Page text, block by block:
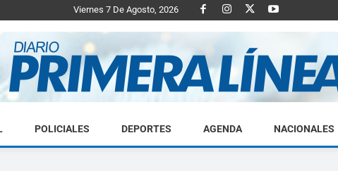
Viernes 7 De Agosto, 2026
Diario
POLICIALES DEPORTES AGENDA NACIONALES